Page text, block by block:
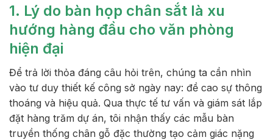
1. Lý do bàn họp chân sắt là xu
hướng hàng đầu cho văn phòng
hiện đại
Để trả lời thỏa đáng câu hỏi trên, chúng ta cần nhìn
vào tư duy thiết kế công sở ngày nay: đề cao sự thông
thoáng và hiệu quả. Qua thực tế tư vấn và giám sát lắp
đặt hàng trăm dự án, tôi nhận thấy các mẫu bàn
truyền thống chân gỗ đặc thường tạo cảm giác nặng